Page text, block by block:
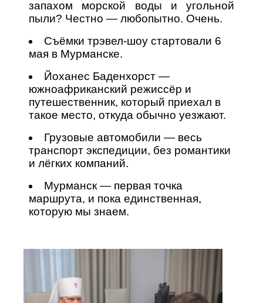
запахом морской воды и угольной
пыли? Честно — любопытно. Очень.
Съёмки трэвел-шоу стартовали 6
мая в Мурманске.
Йоханес Баденхорст —
южноафриканский режиссёр и
путешественник, который приехал в
такое место, откуда обычно уезжают.
Грузовые автомобили — весь
транспорт экспедиции, без романтики
и лёгких компаний.
Мурманск — первая точка
маршрута, и пока единственная,
которую мы знаем.